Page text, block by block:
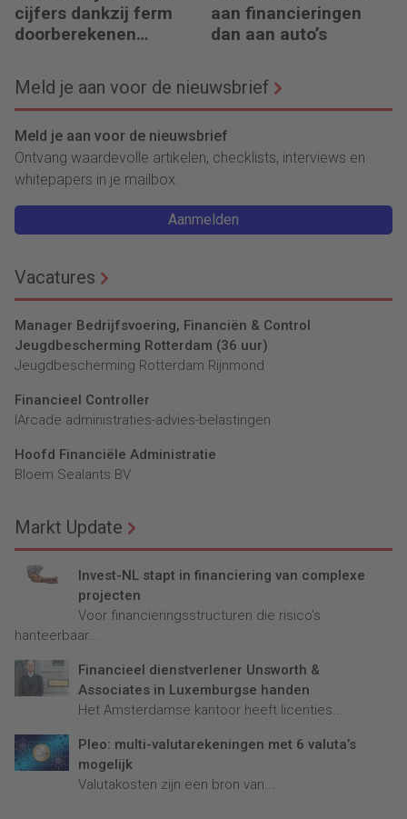
cijfers dankzij ferm
doorberekenen
aan financieringen
dan aan auto’s
Meld je aan voor de nieuwsbrief
Meld je aan voor de nieuwsbrief
Ontvang waardevolle artikelen, checklists, interviews en
whitepapers in je mailbox.
Aanmelden
Vacatures
Manager Bedrijfsvoering, Financiën & Control
Jeugdbescherming Rotterdam (36 uur)
Jeugdbescherming Rotterdam Rijnmond
Financieel Controller
lArcade administraties-advies-belastingen
Hoofd Financiële Administratie
Bloem Sealants BV
Markt Update
Invest-NL stapt in financiering van complexe
projecten
Voor financieringsstructuren die risico’s
hanteerbaar...
Financieel dienstverlener Unsworth &
Associates in Luxemburgse handen
Het Amsterdamse kantoor heeft licenties...
Pleo: multi-valutarekeningen met 6 valuta’s
mogelijk
Valutakosten zijn een bron van...